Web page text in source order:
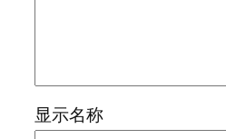
显示名称